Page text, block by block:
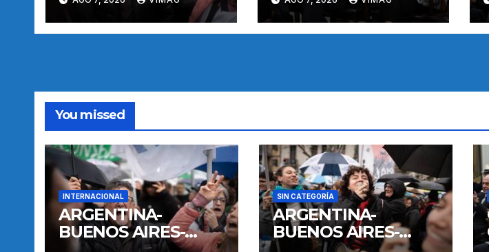
You missed
INTERNACIONAL
ARGENTINA-
BUENOS AIRES-
SIN CATEGORÍA
ARGENTINA-
BUENOS AIRES-